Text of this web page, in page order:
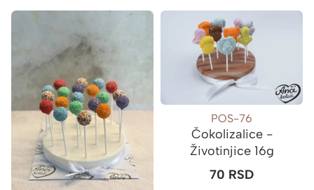
POS-76
Čokolizalice -
Životinjice 16g
70 RSD